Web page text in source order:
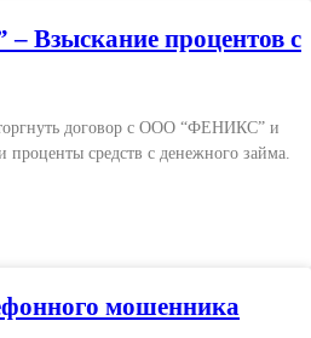
процентов с
договор с ООО “ФЕНИКС” и
проценты средств с денежного займа.
мошенника